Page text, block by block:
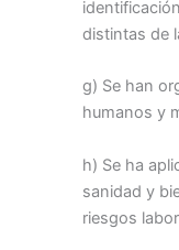
distintas de
g) Se han
humanos y
h) Se ha
sanidad y
riesgos